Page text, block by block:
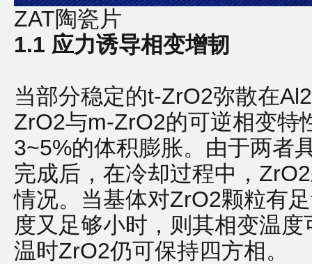
ZAT陶瓷片
1.1 应力诱导相变增韧
当部分稳定的t-ZrO2弥散在
ZrO2与m-ZrO2的可逆相变特
3~5%的体积膨胀。由于两者
完成后，在冷却过程中，
情况。当基体对ZrO2颗粒有
度又足够小时，则其相变温
温时ZrO2仍可保持四方相。